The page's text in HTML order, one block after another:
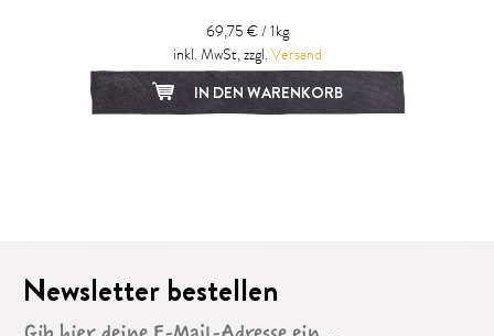
69,75 € / 1kg
inkl. MwSt, zzgl. Versand
IN DEN WARENKORB
Newsletter bestellen